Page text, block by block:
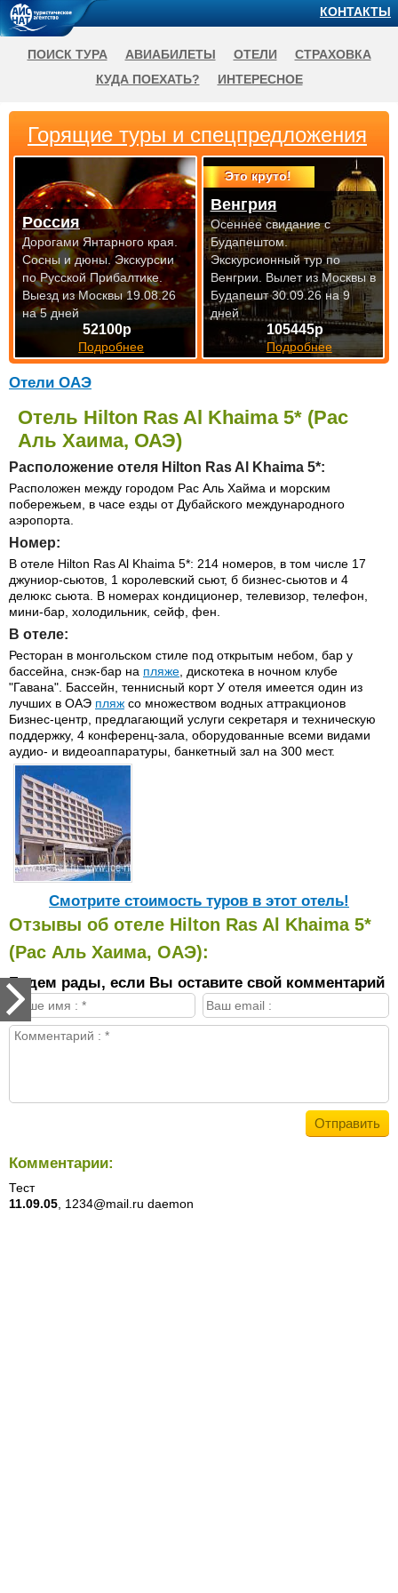
Отели ОАЭ
Отель Hilton Ras Al Khaima 5* (Рас
Аль Хаима, ОАЭ)
Расположение отеля Hilton Ras Al Khaima 5*:
Расположен между городом Рас Аль Хайма и морским
побережьем, в часе езды от Дубайского международного
аэропорта.
Номер:
В отеле Hilton Ras Al Khaima 5*: 214 номеров, в том числе 17
джуниор-сьютов, 1 королевский сьют, б бизнес-сьютов и 4
делюкс сьюта. В номерах кондиционер, телевизор, телефон,
мини-бар, холодильник, сейф, фен.
В отеле:
Ресторан в монгольском стиле под открытым небом, бар у
бассейна, снэк-бар на пляже , дискотека в ночном клубе
"Гавана". Бассейн, теннисный корт У отеля имеется один из
лучших в ОАЭ пляж со множеством водных аттракционов
Бизнес-центр, предлагающий услуги секретаря и техническую
поддержку, 4 конференц-зала, оборудованные всеми видами
аудио- и видеоаппаратуры, банкетный зал на 300 мест.
Cмотрите стоимость туров в этот отель!
Отзывы об отеле Hilton Ras Al Khaima 5*
(Рас Аль Хаима, ОАЭ):
Будем рады, если Вы оставите свой комментарий
Комментарии:
Тест
11.09.05 , 1234@mail.ru daemon
Горящие туры и спецпредложения
52100р
Подробнее
Россия
Дорогами Янтарного края.
Сосны и дюны. Экскурсии
по Русской Прибалтике.
Выезд из Москвы 19.08.26
на 5 дней
Это круто!
105445р
Подробнее
Венгрия
Осеннее свидание с
Будапештом.
Экскурсионный тур по
Венгрии. Вылет из Москвы в
Будапешт 30.09.26 на 9
дней
КОНТАКТЫ
ПОИСК ТУРА АВИАБИЛЕТЫ ОТЕЛИ
СТРАХОВКА
КУДА ПОЕХАТЬ?
ИНТЕРЕСНОЕ